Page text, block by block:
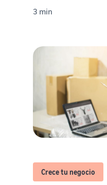
3 min
Crece tu negocio